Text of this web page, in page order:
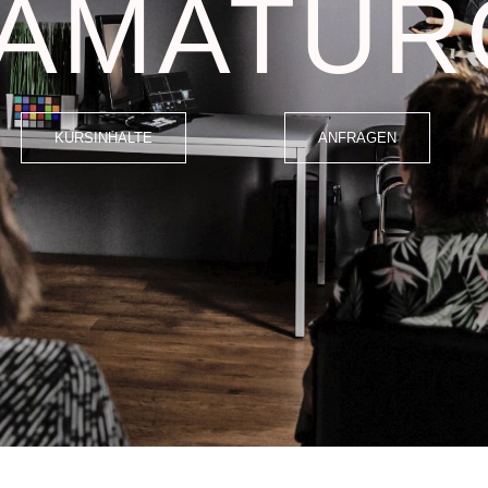
KURSINHALTE ANFRAGEN